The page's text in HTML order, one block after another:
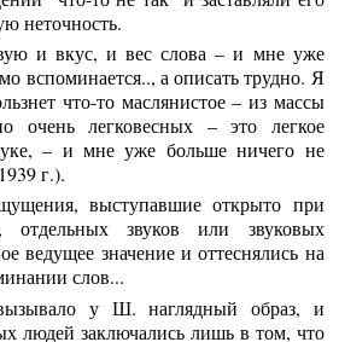
неточность.
и вкус, и вес слова – и мне уже
вспоминается.., а описать трудно. Я
что-то маслянистое – из массы
очень легковесных – это легкое
– и мне уже больше ничего не
г.).
выступавшие открыто при
отдельных звуков или звуковых
ведущее значение и оттеснялись на
слов...
у Ш. наглядный образ, и
людей заключались лишь в том, что